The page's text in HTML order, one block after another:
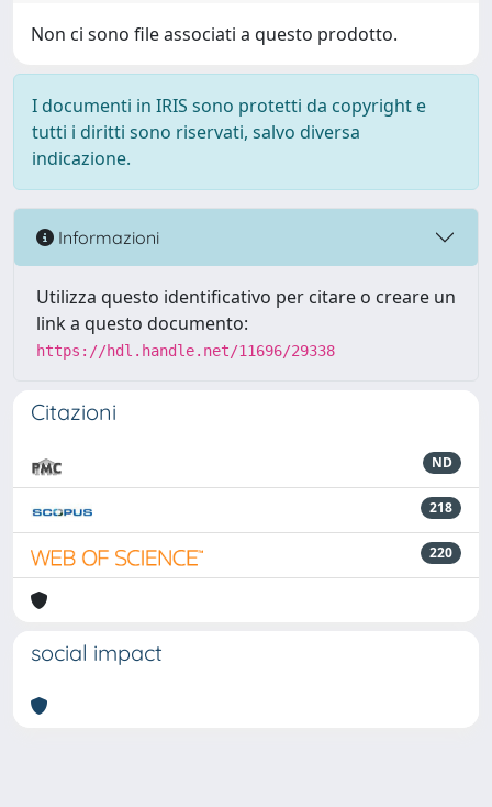
Non ci sono file associati a questo prodotto.
I documenti in IRIS sono protetti da copyright e
tutti i diritti sono riservati, salvo diversa
indicazione.
Informazioni
Utilizza questo identificativo per citare o creare un
link a questo documento:
https://hdl.handle.net/11696/29338
Citazioni
ND
218
220
social impact